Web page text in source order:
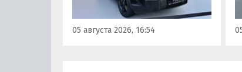
выпускаться на
калининградском заводе
«Автотор» с российским VIN-
05 августа 2026, 16:54